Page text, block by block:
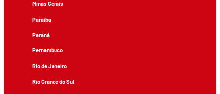
Minas Gerais
Paraíba
Paraná
Pernambuco
Rio de Janeiro
Rio Grande do Sul